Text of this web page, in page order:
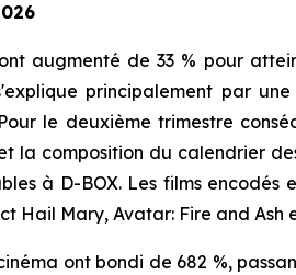
augmenté de 33 % pour
principalement par
le deuxième trimestre
la composition du calendrier
à D-BOX. Les films
Hail Mary, Avatar: Fire and Ash
ont bondi de 682 %,